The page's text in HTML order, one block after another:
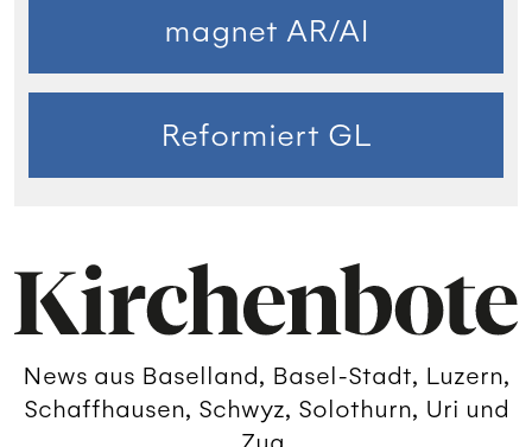
magnet AR/AI
Reformiert GL
News aus Baselland, Basel-Stadt, Luzern,
Schaffhausen, Schwyz, Solothurn, Uri und